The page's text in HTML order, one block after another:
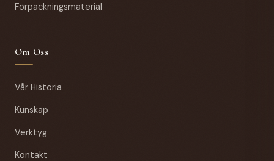
Förpackningsmaterial
Om Oss
Vår Historia
Kunskap
Verktyg
Kontakt